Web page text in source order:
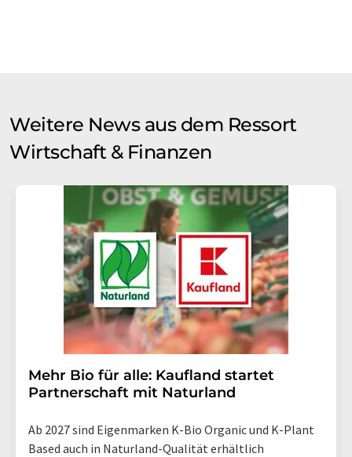
Weitere News aus dem Ressort
Wirtschaft & Finanzen
Mehr Bio für alle: Kaufland startet
Partnerschaft mit Naturland
Ab 2027 sind Eigenmarken K-Bio Organic und K-Plant
Based auch in Naturland-Qualität erhältlich